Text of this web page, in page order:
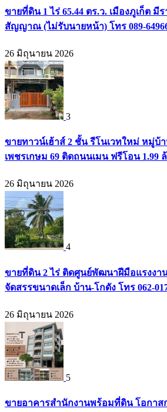
ขายที่ดิน 1 ไร่ 65.44 ตร.ว. เมืองภูเก็ต มี
สัญญาณ (ไม่รับนายหน้า) โทร 089-
26 มิถุนายน 2026
3
ขายทาวน์เฮ้าส์ 2 ชั้น รีโนเวทใหม่ หมู่บ้
เพชรเกษม 69 ติดถนนเมน ฟรีโอน 1.99 ล้
26 มิถุนายน 2026
4
ขายที่ดิน 2 ไร่ ติดศูนย์พัฒนาฝีมือแรงงา
จัดสรรขนาดเล็ก บ้าน-โกดัง โทร 062-
26 มิถุนายน 2026
5
ขายอาคารสำนักงานพร้อมที่ดิน โอกาส